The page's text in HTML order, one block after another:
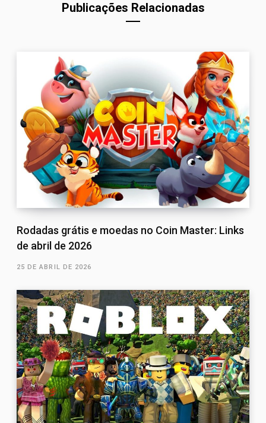
Publicações Relacionadas
Rodadas grátis e moedas no Coin Master: Links
de abril de 2026
25 DE ABRIL DE 2026